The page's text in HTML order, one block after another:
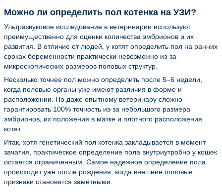
Можно ли определить пол котенка на УЗИ?
Ультразвуковое исследование в ветеринарии используют
преимущественно для оценки количества эмбрионов и их
развития. В отличие от людей, у котят определить пол на ранних
сроках беременности практически невозможно из-за
микроскопических размеров половых структур.
Несколько точнее пол можно определить после 5–6 недели,
когда половые органы уже имеют различия в форме и
расположении. Но даже опытному ветеринару сложно
гарантировать 100% точность из-за небольшого размера
эмбрионов, их положения в матке и плотного расположения
котят.
Итак, хотя генетический пол котенка закладывается в момент
зачатия, практическое определение пола внутриутробно у кошек
остается ограниченным. Самое надежное определение пола
происходит уже после рождения, когда внешние половые
признаки становятся заметными.